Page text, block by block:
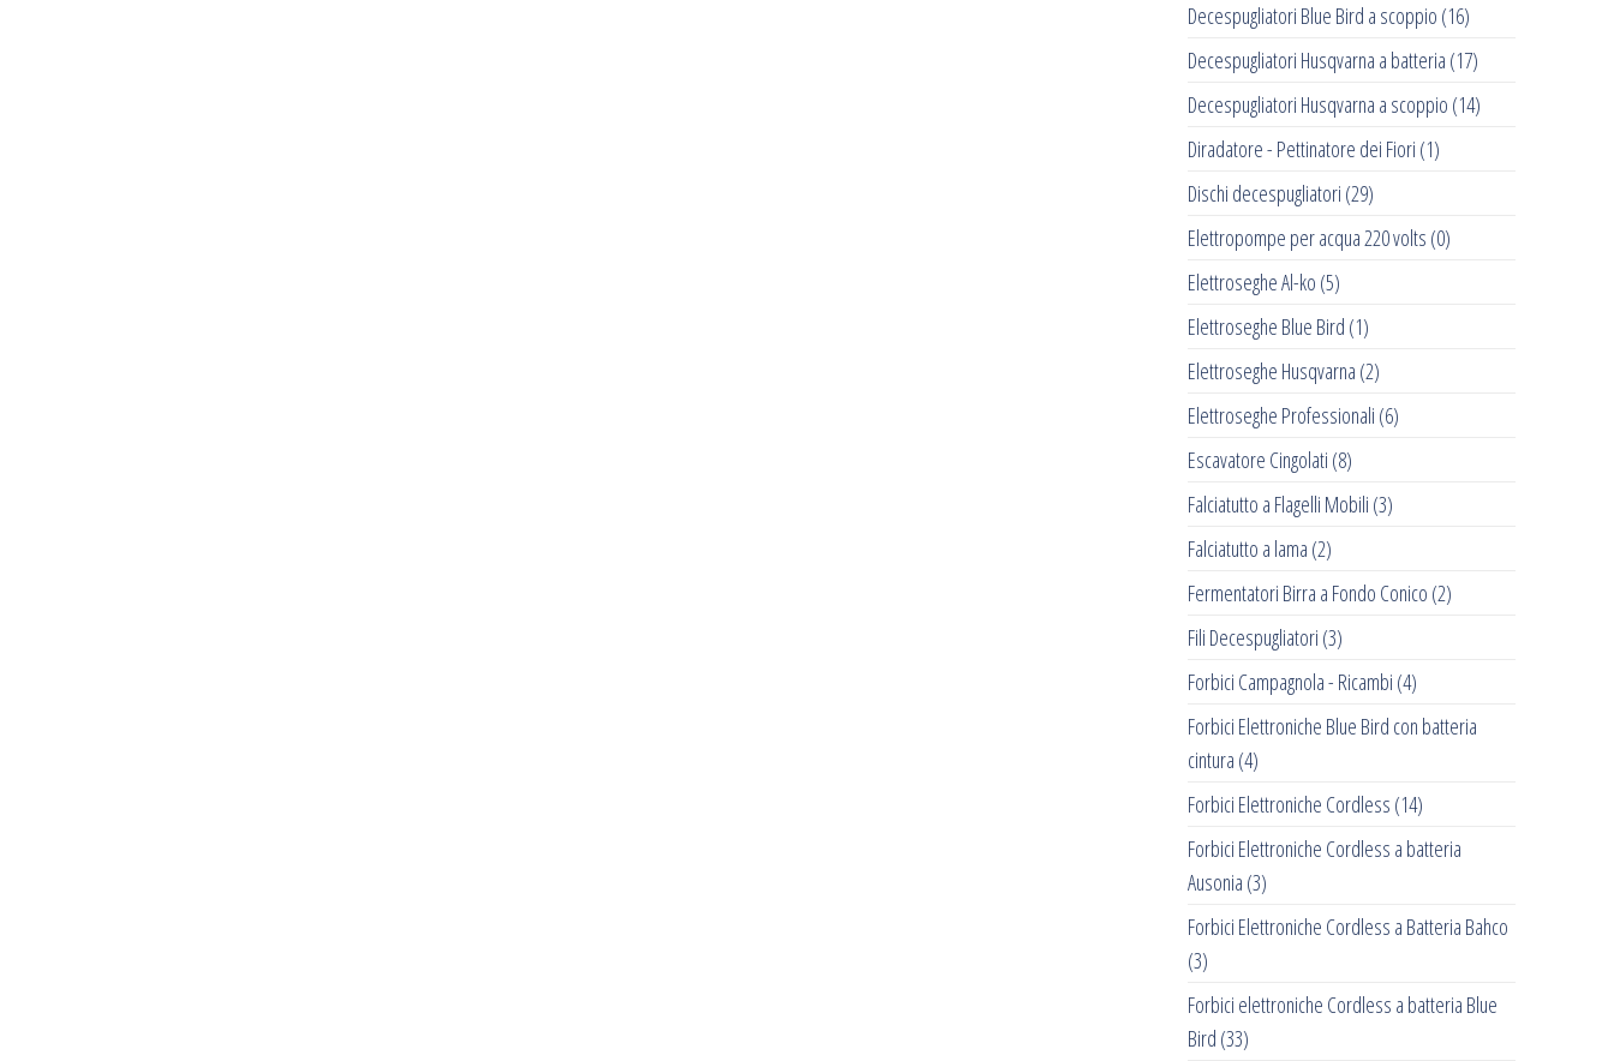
Decespugliatori Blue Bird a scoppio (16)
Decespugliatori Husqvarna a batteria (17)
Decespugliatori Husqvarna a scoppio (14)
Diradatore - Pettinatore dei Fiori (1)
Dischi decespugliatori (29)
Elettropompe per acqua 220 volts (0)
Elettroseghe Al-ko (5)
Elettroseghe Blue Bird (1)
Elettroseghe Husqvarna (2)
Elettroseghe Professionali (6)
Escavatore Cingolati (8)
Falciatutto a Flagelli Mobili (3)
Falciatutto a lama (2)
Fermentatori Birra a Fondo Conico (2)
Fili Decespugliatori (3)
Forbici Campagnola - Ricambi (4)
Forbici Elettroniche Blue Bird con batteria
cintura (4)
Forbici Elettroniche Cordless (14)
Forbici Elettroniche Cordless a batteria
Ausonia (3)
Forbici Elettroniche Cordless a Batteria Bahco
(3)
Forbici elettroniche Cordless a batteria Blue
Bird (33)